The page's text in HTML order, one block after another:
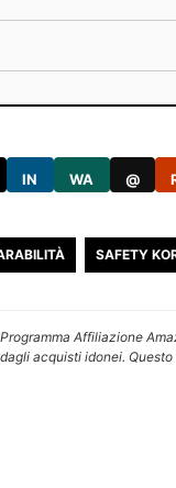
IN WA @
SAFETY
Affiliazione
acquisti idonei.